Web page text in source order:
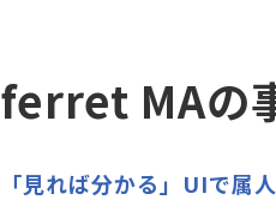
ferret MAの
「見れば分かる」UIで属